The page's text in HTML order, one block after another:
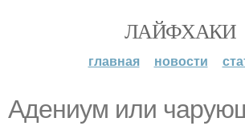
ЛАЙФХАКИ
главная новости
Адениум или